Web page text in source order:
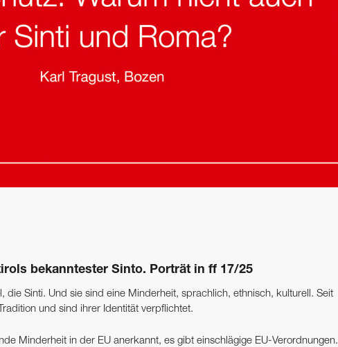
bekanntester Sinto. Porträt in ff 17/25
die Sinti. Und sie sind eine Minderheit, sprachlich, ethnisch, kulturell. Seit
und sind ihrer Identität verpflichtet.
Minderheit in der EU anerkannt, es gibt einschlägige EU-Verordnungen.